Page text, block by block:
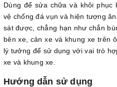
Dùng để sửa chữa và khôi
vệ chống đá vụn và hiện tượng
sát được, chẳng hạn như chắn
bên xe, cản xe và khung xe trên
lý tưởng để sử dụng với vai trò
xe và khung xe.
Hướng dẫn sử dụng